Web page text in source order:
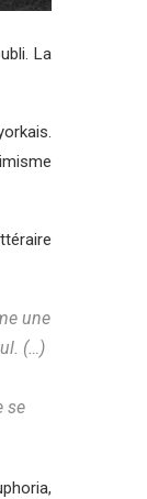
La
une
(…)
se